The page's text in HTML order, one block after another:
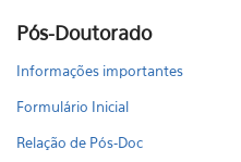
Pós-Doutorado
Informações importantes
Formulário Inicial
Relação de Pós-Doc